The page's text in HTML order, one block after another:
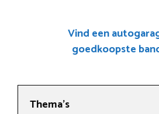
Vind een
goedkoopste
Thema’s